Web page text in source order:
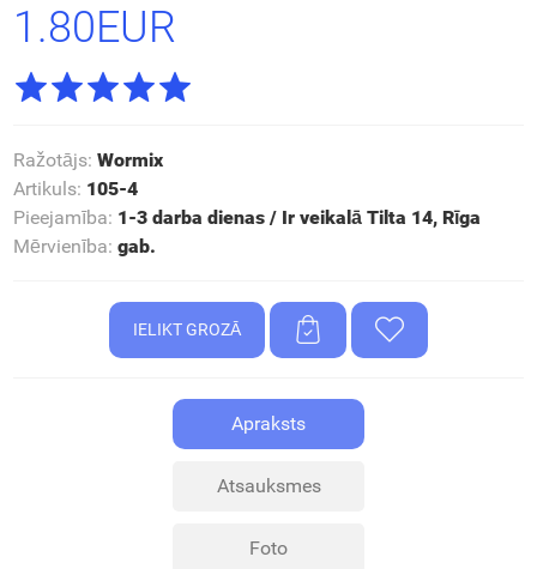
1.80EUR
Ražotājs: Wormix
Artikuls: 105-4
Pieejamība: 1-3 darba dienas / Ir veikalā Tilta 14, Rīga
Mērvienība: gab.
Apraksts
Atsauksmes
Foto